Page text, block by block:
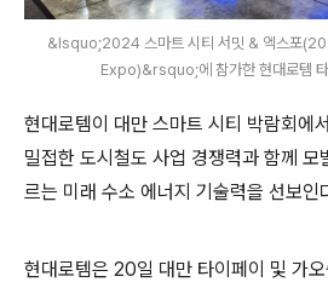
&lsquo;2024 스마트 시티 서밋 & 엑스포
Expo)&rsquo;에 참가한 현대로템
현대로템이 대만 스마트 시티 박람회에
밀접한 도시철도 사업 경쟁력과 함께 모
르는 미래 수소 에너지 기술력을 선보인
현대로템은 20일 대만 타이페이 및 가